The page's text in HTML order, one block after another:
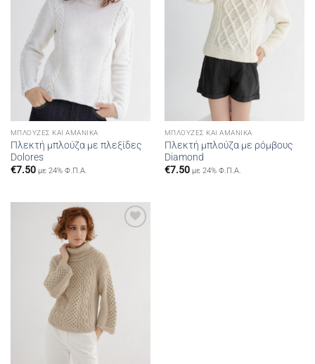
ΜΠΛΟΎΖΕΣ ΚΑΙ ΑΜΆΝΙΚΑ
Πλεκτή μπλούζα με πλεξίδες
Dolores
€7.50 με 24% Φ.Π.Α.
ΜΠΛΟΎΖΕΣ ΚΑΙ ΑΜΆΝΙΚΑ
Πλεκτή μπλούζα με ρόμβους
Diamond
€7.50 με 24% Φ.Π.Α.